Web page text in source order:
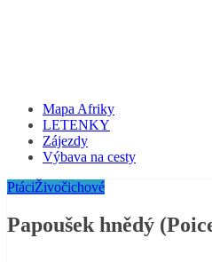
Mapa Afriky
LETENKY
Zájezdy
Výbava na cesty
PtáciŽivočichové
Papoušek hnědý